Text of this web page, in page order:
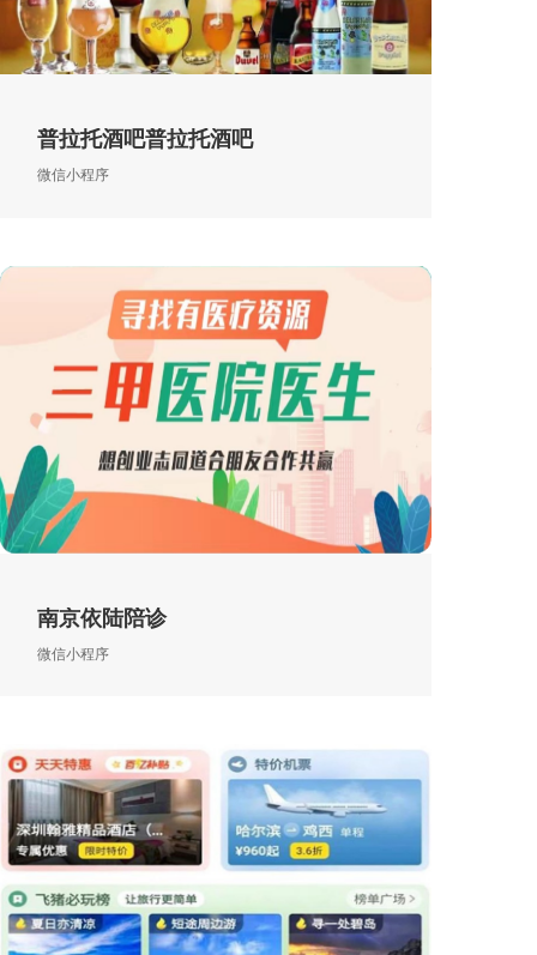
普拉托酒吧普拉托酒吧
微信小程序
南京依陆陪诊
微信小程序